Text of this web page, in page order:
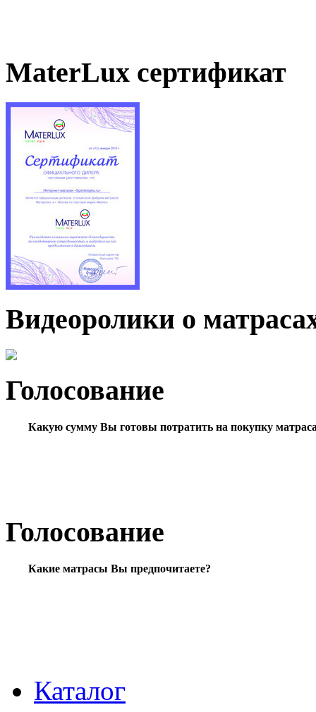
MaterLux сертификат
Видеоролики о
Голосование
Какую сумму Вы готовы потратить на покупку
Голосование
Какие матрасы Вы предпочитаете?
Каталог